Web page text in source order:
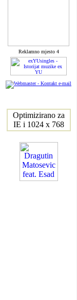
Reklamno mjesto 4
Optimizirano za
IE i 1024 x 768